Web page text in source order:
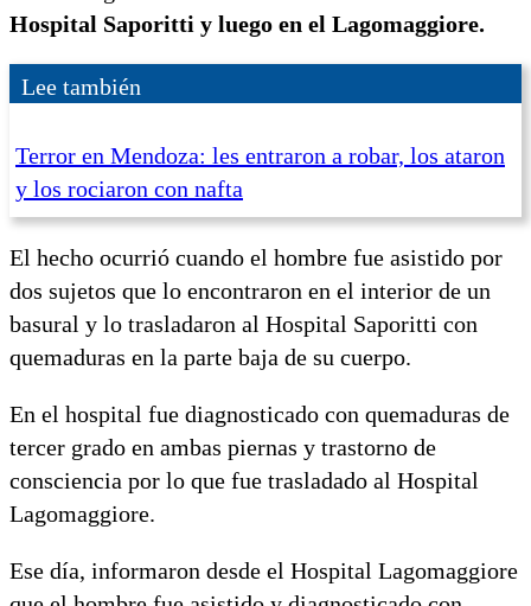
Hospital Saporitti y luego en el Lagomaggiore.
Lee también
Terror en Mendoza: les entraron a robar, los ataron
y los rociaron con nafta
El hecho ocurrió cuando el hombre fue asistido por
dos sujetos que lo encontraron en el interior de un
basural y lo trasladaron al Hospital Saporitti con
quemaduras en la parte baja de su cuerpo.
En el hospital fue diagnosticado con quemaduras de
tercer grado en ambas piernas y trastorno de
consciencia por lo que fue trasladado al Hospital
Lagomaggiore.
Ese día, informaron desde el Hospital Lagomaggiore